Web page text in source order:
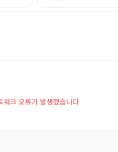
워크 오류가 발생했습니다